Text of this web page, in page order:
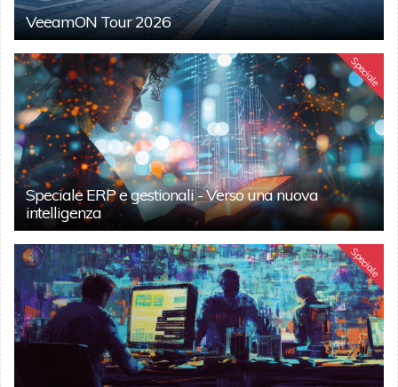
VeeamON Tour 2026
Speciale
Speciale ERP e gestionali - Verso una nuova
intelligenza
Speciale